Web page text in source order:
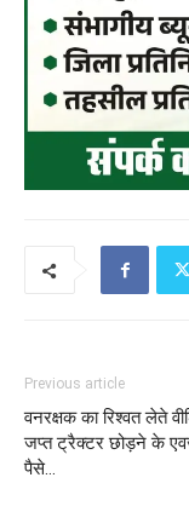
Previous article
वनरक्षक का रिश्वत लेते
जप्त ट्रैक्टर छोड़ने के
पैसे…